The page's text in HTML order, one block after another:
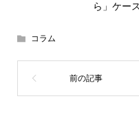
ら」ケー
コラム